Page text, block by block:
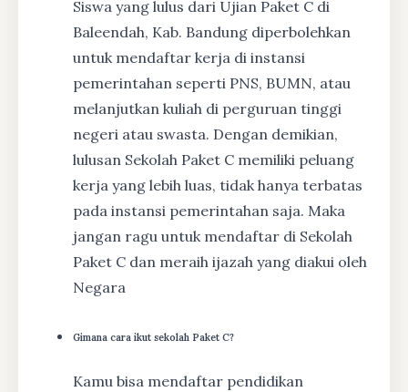
Siswa yang lulus dari Ujian Paket C di
Baleendah, Kab. Bandung diperbolehkan
untuk mendaftar kerja di instansi
pemerintahan seperti PNS, BUMN, atau
melanjutkan kuliah di perguruan tinggi
negeri atau swasta. Dengan demikian,
lulusan Sekolah Paket C memiliki peluang
kerja yang lebih luas, tidak hanya terbatas
pada instansi pemerintahan saja. Maka
jangan ragu untuk mendaftar di Sekolah
Paket C dan meraih ijazah yang diakui oleh
Negara
Gimana cara ikut sekolah Paket C?
Kamu bisa mendaftar pendidikan